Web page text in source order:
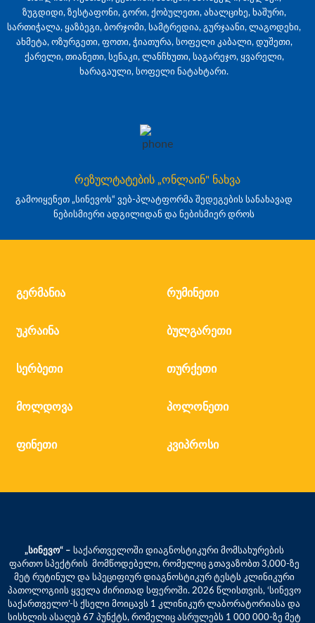
ზუგდიდი, ზესტაფონი, გორი, ქობულეთი, ახალციხე, ხაშური,
სართიჭალა, ყაზბეგი, ბორჯომი, სამტრედია, გურჯაანი, ლაგოდეხი,
ახმეტა, ოზურგეთი, ფოთი, ჭიათურა, სოფელი კაბალი, დუშეთი,
ქარელი, თიანეთი, სენაკი, ლანჩხუთი, საგარეჯო, ყვარელი,
ხარაგაული, სოფელი ნატახტარი.
რეზულტატების „ონლაინ" ნახვა
გამოიყენეთ „სინევოს“ ვებ-პლატფორმა შედეგების სანახავად
ნებისმიერი ადგილიდან და ნებისმიერ დროს
გერმანია რუმინეთი
უკრაინა ბულგარეთი
სერბეთი თურქეთი
მოლდოვა პოლონეთი
ფინეთი კვიპროსი
„სინევო“ – საქართველოში დიაგნოსტიკური მომსახურების
ფართო სპექტრის მომწოდებელი, რომელიც გთავაზობთ 3,000-ზე
მეტ რუტინულ და სპეციფიურ დიაგნოსტიკურ ტესტს კლინიკური
პათოლოგიის ყველა ძირითად სფეროში. 2026 წლისთვის, ‘სინევო
საქართველო’-ს ქსელი მოიცავს 1 კლინიკურ ლაბორატორიასა და
სისხლის ასაღებ 67 პუნქტს, რომელიც ასრულებს 1 000 000-ზე მეტ